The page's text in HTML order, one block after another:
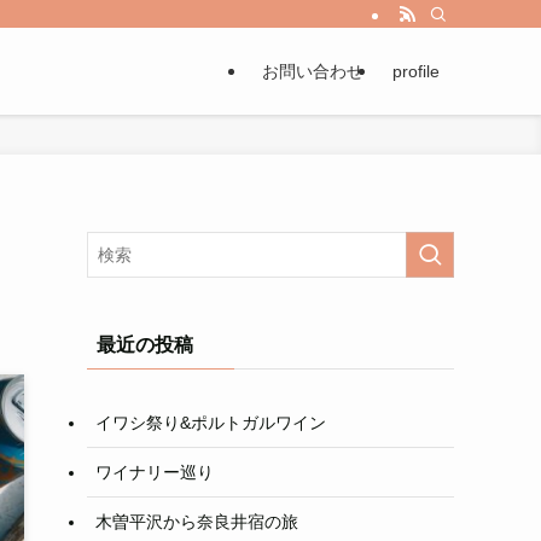
お問い合わせ profile
最近の投稿
イワシ祭り&ポルトガルワイン
ワイナリー巡り
木曽平沢から奈良井宿の旅